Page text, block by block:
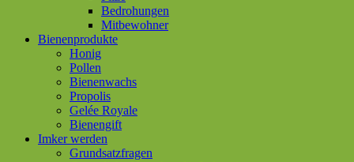
Bedrohungen
Mitbewohner
Bienenprodukte
Honig
Pollen
Bienenwachs
Propolis
Gelée Royale
Bienengift
Imker werden
Grundsatzfragen